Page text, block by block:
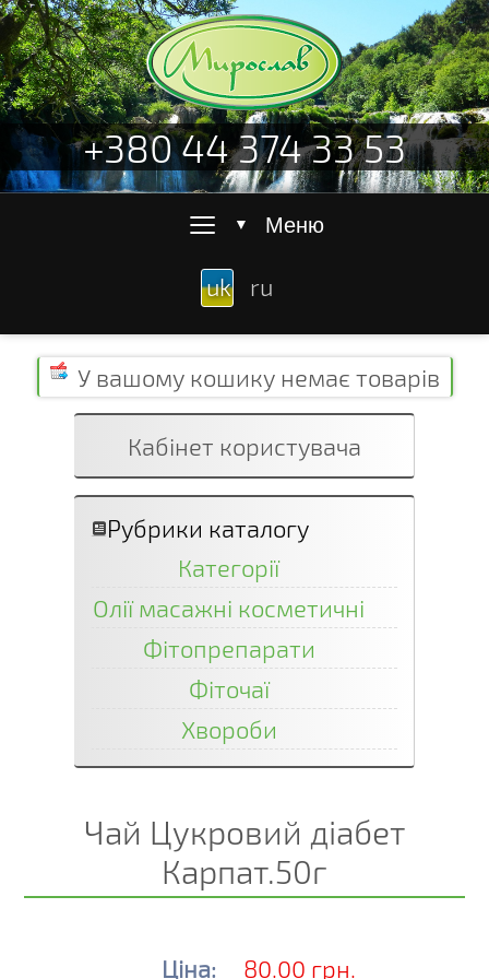
+380 44 374 33 53
≡ ▼ Меню
uk ru
У вашому кошику немає товарів
Кабінет користувача
Рубрики каталогу
Категорії
Олії масажні косметичні
Фітопрепарати
Фіточаї
Хвороби
Чай Цукровий діабет
Карпат.50г
Ціна: 80.00 грн.